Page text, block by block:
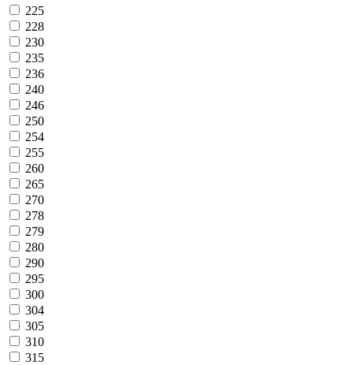
225
228
230
235
236
240
246
250
254
255
260
265
270
278
279
280
290
295
300
304
305
310
315